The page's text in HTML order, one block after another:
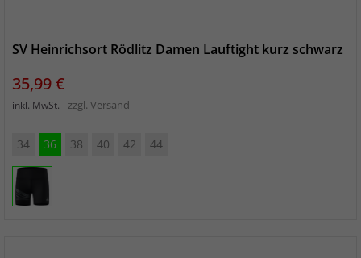
SV Heinrichsort Rödlitz Damen Lauftight kurz schwarz
Preis
35,99 €
inkl. MwSt. zzgl. Versand
34 36 38 40 42 44